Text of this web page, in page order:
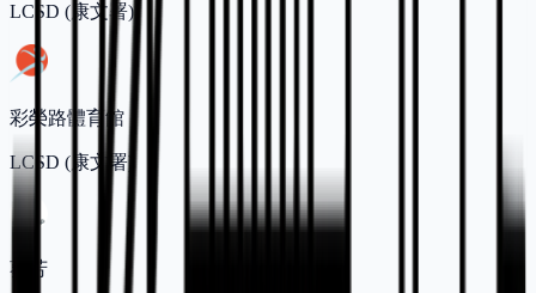
LCSD (康文署)
彩榮路體育館
LCSD (康文署)
葵芳